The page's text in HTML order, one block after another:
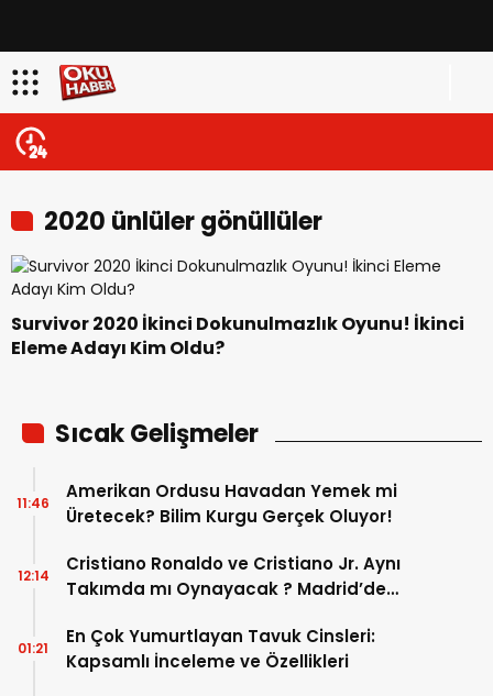
2020 ünlüler gönüllüler
Survivor 2020 İkinci Dokunulmazlık Oyunu! İkinci
Eleme Adayı Kim Oldu?
Sıcak Gelişmeler
Amerikan Ordusu Havadan Yemek mi
Üretecek? Bilim Kurgu Gerçek Oluyor!
11:46
Cristiano Ronaldo ve Cristiano Jr. Aynı
Takımda mı Oynayacak ? Madrid’de
12:14
En Çok Yumurtlayan Tavuk Cinsleri:
Kapsamlı İnceleme ve Özellikleri
01:21